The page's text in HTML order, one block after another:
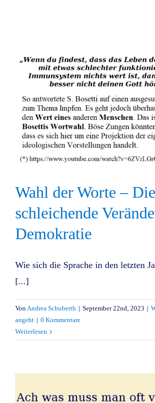
Wahl der Worte – Die
schleichende
Demokratie
Wie sich die Sprache in den letzten
[...]
VonAndrea Schuberth | September 22nd, 2023 |
angeht | 0 Kommentare
Weiterlesen